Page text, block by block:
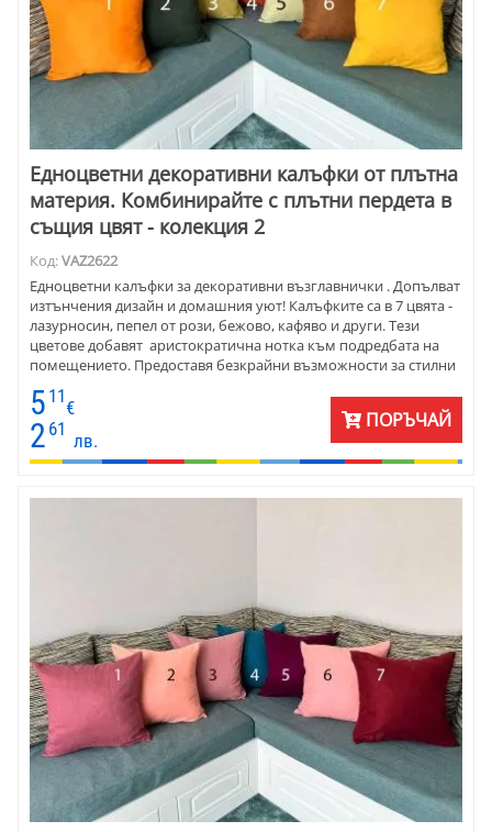
Едноцветни декоративни калъфки от плътна
материя. Комбинирайте с плътни пердета в
същия цвят - колекция 2
Код:VAZ2622
Едноцветни калъфки за декоративни възглавнички . Допълват
изтънчения дизайн и домашния уют! Калъфките са в 7 цвята -
лазурносин, пепел от рози, бежово, кафяво и други. Тези
цветове добавят аристократична нотка към подредбата на
помещението. Предоставя безкрайни възможности за стилни
комбинации. Декоративните калъфкит са с размери 45х45 см .
Перфектни са за всеки диван, стол или легло. Изработени са от
плат петек - полиестер . Материята е мека на допир и
издръжлива за дълготрайна употреба.
5 11
€
2 61
лв.
ПОРЪЧАЙ